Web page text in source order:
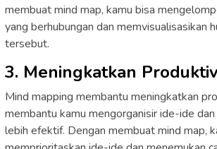
membuat mind map, kamu bisa
yang berhubungan dan memvisualisasikan
tersebut.
3. Meningkatkan
Mind mapping membantu meningkatkan
membantu kamu mengorganisir ide-ide
lebih efektif. Dengan membuat mind map,